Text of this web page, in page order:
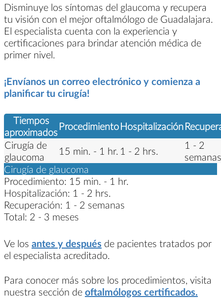
Disminuye los síntomas del glaucoma y recupera
tu visión con el mejor oftalmólogo de Guadalajara.
El especialista cuenta con la experiencia y
certificaciones para brindar atención médica de
primer nivel.
¡Envíanos un correo electrónico y comienza a
planificar tu cirugía!
Tiempos
aproximadosProcedimientoHospitalización
Cirugía de
glaucoma
15 min. - 1 hr. 1 - 2 hrs.
1 - 2
semanas
Cirugía de glaucoma
Procedimiento: 15 min. - 1 hr.
Hospitalización: 1 - 2 hrs.
Recuperación: 1 - 2 semanas
Total: 2 - 3 meses
Ve los antes y después de pacientes tratados por
el especialista acreditado.
Para conocer más sobre los procedimientos, visita
nuestra sección de oftalmólogos certificados.